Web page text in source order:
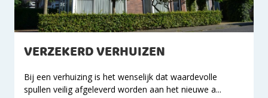
VERZEKERD VERHUIZEN
Bij een verhuizing is het wenselijk dat waardevolle
spullen veilig afgeleverd worden aan het nieuwe a...